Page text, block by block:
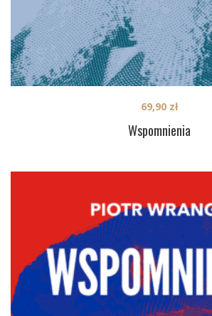
Wspomnienia
69,90 zł